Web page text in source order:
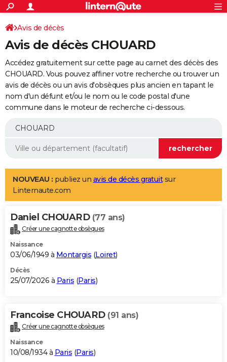
ACTUALITÉS
Politique
Société
Faits Divers
Education
Monde
Villes
+
SPORT
Coupe du monde 2026
Football
Tennis
Cyclisme
Rugby
Forum
Programme TV
TNT
Streaming
Cinéma
Sorties cinéma
Musique
+
FINANCE
Retraite
Epargne
Immobilier
Risques naturels par ville
Banque
Assurance
AUTO
Essais
Réserver un essai
Citadines
Berlines
SUV
Forum auto
+
Mobiles
Meilleur smartphone
Internet
Ordinateurs
Jeux vidéo
Guide high-tech
Aménagement intérieur
LIFESTYLE
Art de vivre
Bien-être
Loisirs
Mode
Modes de vie
Alimentation
Guide de la santé
Maladies
Médicaments
Sommeil
VOYAGE
Destinations
City break
Voyage nature
Voyage de noces
Forum
Climat
+PHOTO
GUIDES D'ACHAT
BONS PLANS
Carte de Noël
Carte Bonne année
Carte Saint-Valentin
Carte Pâques
Carte d'anniversaire
DICTIONNAIRE
Dictionnaire
Biographies
Citations
Expressions
Proverbes
PROGRAMME TV
Avis de décès
Avis de décès CHOUARD
Accédez gratuitement sur cette page au carnet des décès des
CHOUARD. Vous pouvez affiner votre recherche ou trouver un
avis de décès ou un avis d'obsèques plus ancien en tapant le
nom d'un défunt et/ou le nom ou le code postal d'une
commune dans le moteur de recherche ci-dessous.
NOUVEAU : publiez un avis de décès gratuitsur
Linternaute.com
Daniel CHOUARD (77 ans)
Créer une cagnotte obsèques
Naissance
03/06/1949 à Montargis (Loiret)
Décès
25/07/2026 à Paris (Paris)
Francoise CHOUARD (91 ans)
Créer une cagnotte obsèques
Naissance
10/08/1934 à Paris (Paris)